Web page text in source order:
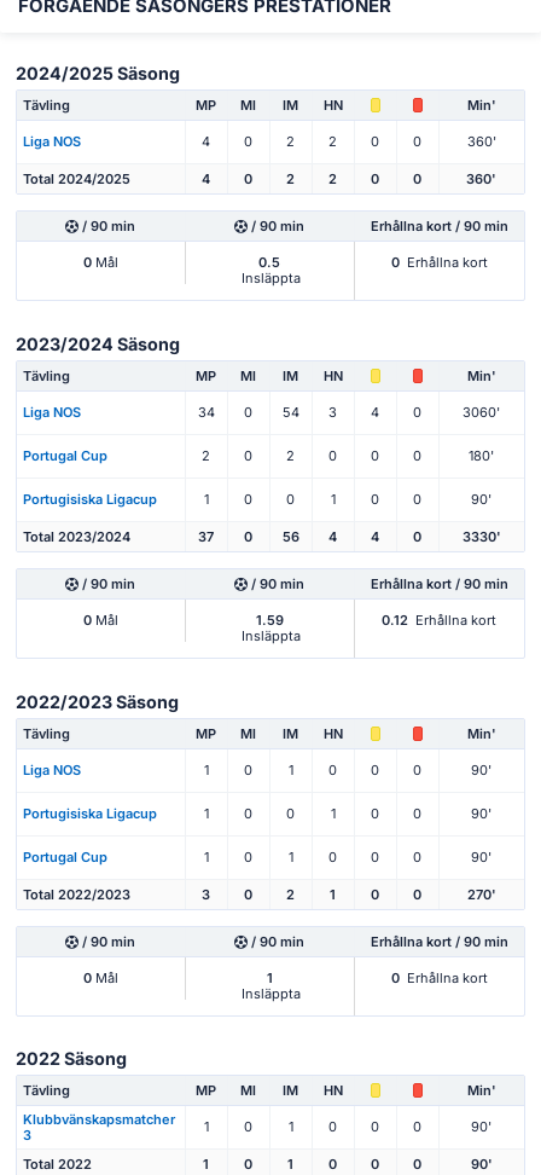
FÖRGÅENDE SÄSONGERS PRESTATIONER
2024/2025 Säsong
Tävling MP Ml IM HN Min'
Liga NOS 4 0 2 2 0 0 360'
Total 2024/2025 4 0 2 2 0 0 360'
/ 90 min / 90 min Erhållna kort / 90 min
0Mål
0.5
Insläppta
0 Erhållna kort
2023/2024 Säsong
Tävling MP Ml IM HN Min'
Liga NOS 34 0 54 3 4 0 3060'
Portugal Cup 2 0 2 0 0 0 180'
Portugisiska Ligacup 1 0 0 1 0 0 90'
Total 2023/2024 37 0 56 4 4 0 3330'
/ 90 min / 90 min Erhållna kort / 90 min
0Mål
1.59
Insläppta
0.12 Erhållna kort
2022/2023 Säsong
Tävling MP Ml IM HN Min'
Liga NOS 1 0 1 0 0 0 90'
Portugisiska Ligacup 1 0 0 1 0 0 90'
Portugal Cup 1 0 1 0 0 0 90'
Total 2022/2023 3 0 2 1 0 0 270'
/ 90 min / 90 min Erhållna kort / 90 min
0Mål
1
Insläppta
0 Erhållna kort
2022 Säsong
Tävling MP Ml IM HN
Min'
Klubbvänskapsmatcher
3
1 0 1 0 0 0 90'
Total 2022 1 0 1 0 0 0 90'